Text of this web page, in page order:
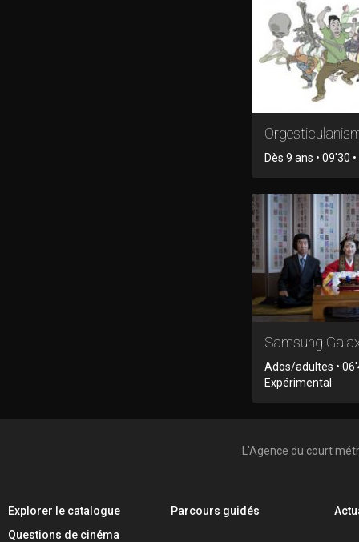
Dès 9 ans • 09'30
Samsung
Ados/adultes •
Expérimental
L'Agence du court
Explorer le catalogue
Questions de cinéma
Parcours guidés